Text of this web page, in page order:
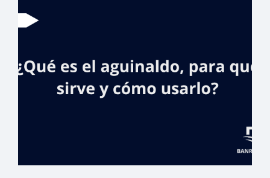
Voluntariado
presenta Educlic,
una plataforma